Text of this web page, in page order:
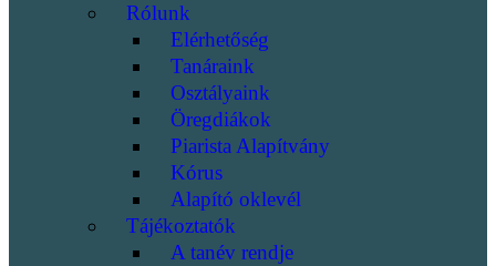
Rólunk
Elérhetőség
Tanáraink
Osztályaink
Öregdiákok
Piarista Alapítvány
Kórus
Alapító oklevél
Tájékoztatók
A tanév rendje